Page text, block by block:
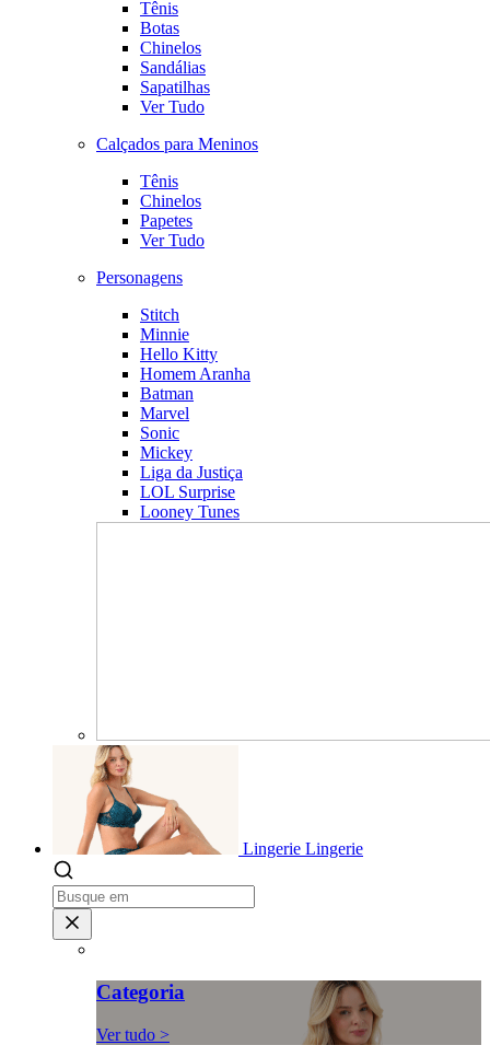
Tênis
Botas
Chinelos
Sandálias
Sapatilhas
Ver Tudo
Calçados para Meninos
Tênis
Chinelos
Papetes
Ver Tudo
Personagens
Stitch
Minnie
Hello Kitty
Homem Aranha
Batman
Marvel
Sonic
Mickey
Liga da Justiça
LOL Surprise
Looney Tunes
Lingerie Lingerie
Categoria
Ver tudo >